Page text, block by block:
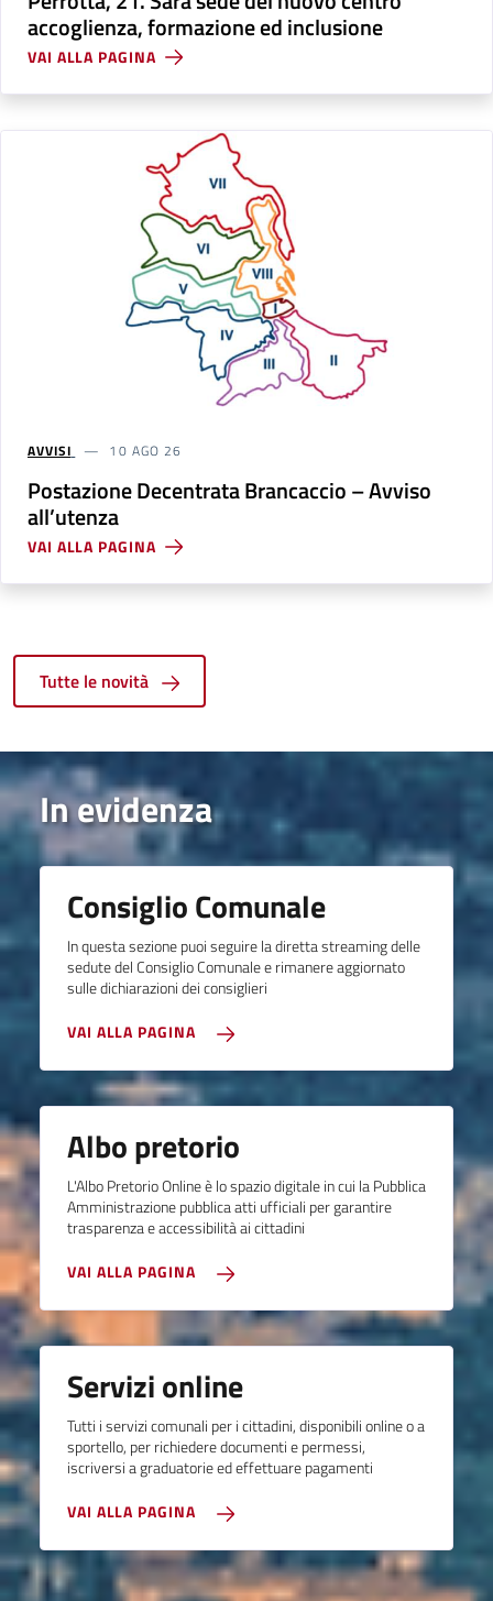
accoglienza, formazione ed inclusione
VAI ALLA PAGINA
AVVISI 10 AGO 26
Postazione Decentrata Brancaccio – Avviso
all’utenza
VAI ALLA PAGINA
Tutte le novità
In evidenza
Consiglio Comunale
In questa sezione puoi seguire la diretta streaming delle
sedute del Consiglio Comunale e rimanere aggiornato
sulle dichiarazioni dei consiglieri
VAI ALLA PAGINA
Albo pretorio
L'Albo Pretorio Online è lo spazio digitale in cui la Pubblica
Amministrazione pubblica atti ufficiali per garantire
trasparenza e accessibilità ai cittadini
VAI ALLA PAGINA
Servizi online
Tutti i servizi comunali per i cittadini, disponibili online o a
sportello, per richiedere documenti e permessi,
iscriversi a graduatorie ed effettuare pagamenti
VAI ALLA PAGINA